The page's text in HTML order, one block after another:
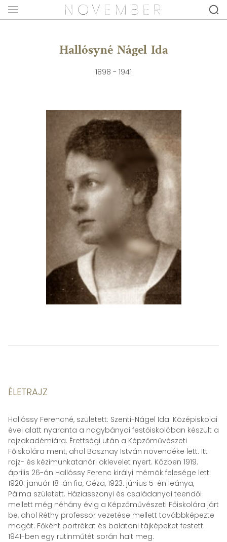
Hallósyné Nágel Ida
1898 - 1941
ÉLETRAJZ
Hallóssy Ferencné, született: Szenti-Nágel Ida. Középiskolai
évei alatt nyaranta a nagybányai festőiskolában készült a
rajzakadémiára. Érettségi után a Képzőművészeti
Főiskolára ment, ahol Bosznay István növendéke lett. Itt
rajz- és kézimunkatanári oklevelet nyert. Közben 1919.
április 26-án Hallóssy Ferenc királyi mérnök felesége lett.
1920. január 18-án fia, Géza, 1923. június 5-én leánya,
Pálma született. Háziasszonyi és családanyai teendői
mellett még néhány évig a Képzőművészeti Főiskolára járt
be, ahol Réthy professor vezetése mellett továbbképezte
magát. Főként portrékat és balatoni tájképeket festett.
1941-ben egy rutinműtét során halt meg.